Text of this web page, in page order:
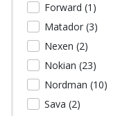
Forward (1 )
Matador (3)
Nexen (2)
Nokian (23)
Nordman (10)
Sava (2)